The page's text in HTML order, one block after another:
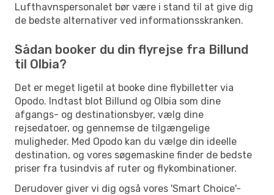
Lufthavnspersonalet bør være i stand til at give dig
de bedste alternativer ved informationsskranken.
Sådan booker du din flyrejse fra Billund
til Olbia?
Det er meget ligetil at booke dine flybilletter via
Opodo. Indtast blot Billund og Olbia som dine
afgangs- og destinationsbyer, vælg dine
rejsedatoer, og gennemse de tilgængelige
muligheder. Med Opodo kan du vælge din ideelle
destination, og vores søgemaskine finder de bedste
priser fra tusindvis af ruter og flykombinationer.
Derudover giver vi dig også vores 'Smart Choice'-